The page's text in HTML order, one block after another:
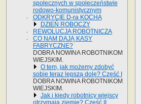
społecznych w społeczeństwie
rodowo-komunistycznym
ODKRYCIE D-ra KOCHA
DZIEŃ ROBOCZY
REWOLUCJA ROBOTNICZA
CO NAM DAJĄ KASY
FABRYCZNE?
DOBRA NOWINA ROBOTNIKOM
WIEJSKIM.
O tem, jak możemy zdobyć
sobie teraz lepszą dolę? Część I
DOBRA NOWINA ROBOTNIKOM
WIEJSKIM.
Jak i kiedy robotnicy wiejscy
otrzymają ziemię? Część II